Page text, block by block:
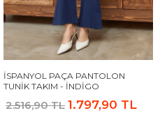
İSPANYOL PAÇA PANTOLON
TUNIK TAKIM - İNDIGO
2.516,90 TL 1.797,90 TL